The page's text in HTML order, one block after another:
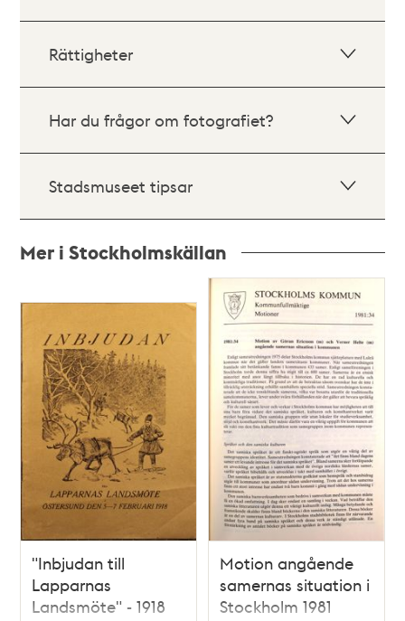
Rättigheter
Har du frågor om fotografiet?
Stadsmuseet tipsar
Mer i Stockholmskällan
poster
teman
"Inbjudan till
Lapparnas
Landsmöte" - 1918
Motion angående
samernas situation i
Stockholm 1981